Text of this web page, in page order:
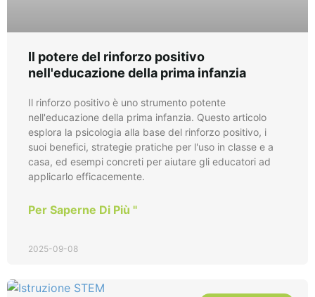
Il potere del rinforzo positivo
nell'educazione della prima infanzia
Il rinforzo positivo è uno strumento potente
nell'educazione della prima infanzia. Questo articolo
esplora la psicologia alla base del rinforzo positivo, i
suoi benefici, strategie pratiche per l'uso in classe e a
casa, ed esempi concreti per aiutare gli educatori ad
applicarlo efficacemente.
Per Saperne Di Più "
2025-09-08